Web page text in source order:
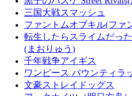
三国大戦スマッシュ
ファントムオブキル(ファ
転生したらスライムだっ
(まおりゅう)
千年戦争アイギス
ワンピース バウンティラ
文豪ストレイドッグス